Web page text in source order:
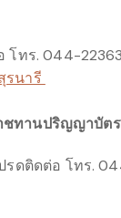
โทร. 044-
รนารี
ชทานปริญญาบัตร
ดติดต่อ โทร.